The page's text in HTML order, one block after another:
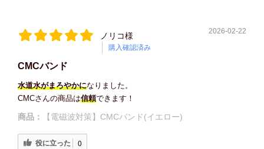
ノリコ様
購入確認済み
2026-02-22
CMCバンド
水道水がまろやかになりました。
CMCさんの商品は信頼できます！
商品： 【電磁波対策】CMCバンド(イエロー)
役に立った 0